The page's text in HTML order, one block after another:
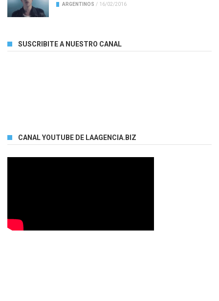
ARGENTINOS / 16/02/2016
SUSCRIBITE A NUESTRO CANAL
CANAL YOUTUBE DE LAAGENCIA.BIZ